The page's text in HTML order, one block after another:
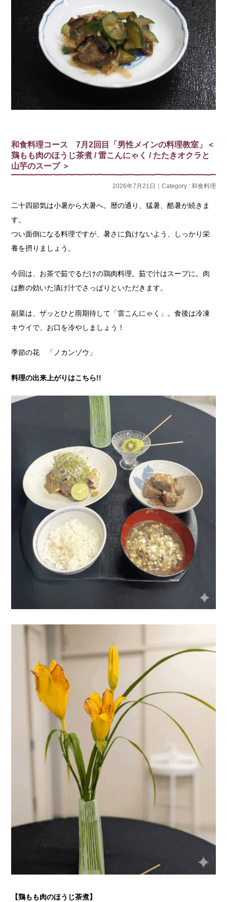
和食料理コース 7月2回目「男性メインの料理教室」＜
鶏もも肉のほうじ茶煮 / 雷こんにゃく / たたきオクラと
山芋のスープ ＞
2026年7月21日｜Category : 和食料理
二十四節気は小暑から大暑へ。暦の通り、猛暑、酷暑が続きま
す。
つい面倒になる料理ですが、暑さに負けないよう、しっかり栄
養を摂りましょう。
今回は、お茶で茹でるだけの鶏肉料理。茹で汁はスープに。肉
は酢の効いた漬け汁でさっぱりといただきます。
副菜は、ザッとひと雨期待して「雷こんにゃく」。食後は冷凍
キウイで、お口を冷やしましょう！
季節の花 「ノカンゾウ」
料理の出来上がりはこちら!!
【鶏もも肉のほうじ茶煮】